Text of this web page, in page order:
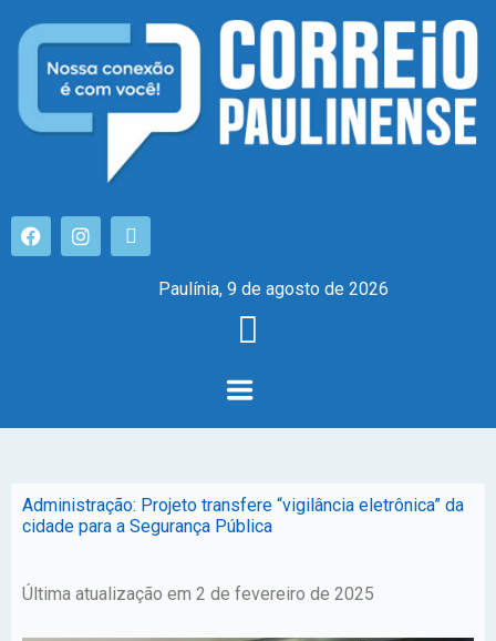
Paulínia, 9 de agosto de 2026
Administração: Projeto transfere “vigilância eletrônica” da
cidade para a Segurança Pública
Última atualização em 2 de fevereiro de 2025